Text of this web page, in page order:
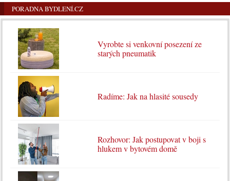
PORADNA BYDLENÍ.CZ
Vyrobte si venkovní posezení ze
starých pneumatik
Radíme: Jak na hlasité sousedy
Rozhovor: Jak postupovat v boji s
hlukem v bytovém domě